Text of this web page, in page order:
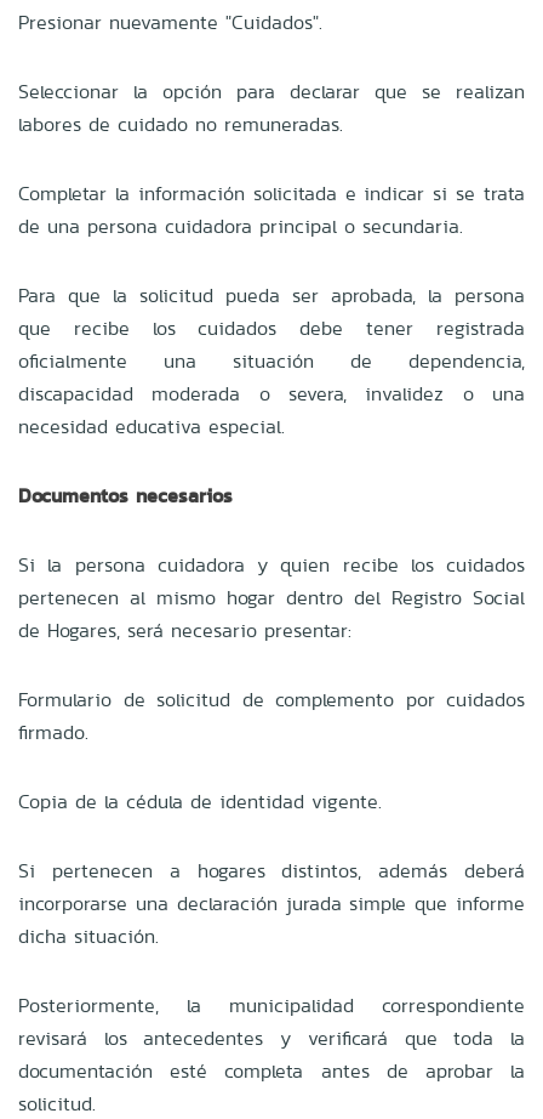
Presionar nuevamente "Cuidados".
Seleccionar la opción para declarar que se realizan
labores de cuidado no remuneradas.
Completar la información solicitada e indicar si se trata
de una persona cuidadora principal o secundaria.
Para que la solicitud pueda ser aprobada, la persona
que recibe los cuidados debe tener registrada
oficialmente una situación de dependencia,
discapacidad moderada o severa, invalidez o una
necesidad educativa especial.
Documentos necesarios
Si la persona cuidadora y quien recibe los cuidados
pertenecen al mismo hogar dentro del Registro Social
de Hogares, será necesario presentar:
Formulario de solicitud de complemento por cuidados
firmado.
Copia de la cédula de identidad vigente.
Si pertenecen a hogares distintos, además deberá
incorporarse una declaración jurada simple que informe
dicha situación.
Posteriormente, la municipalidad correspondiente
revisará los antecedentes y verificará que toda la
documentación esté completa antes de aprobar la
solicitud.